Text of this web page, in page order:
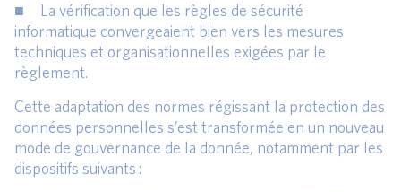
■ La vérification que les règles de sécurité
informatique convergeaient bien vers les mesures
techniques et organisationnelles exigées par le
règlement.
Cette adaptation des normes régissant la protection des
données personnelles s’est transformée en un nouveau
mode de gouvernance de la donnée, notamment par les
dispositifs suivants :